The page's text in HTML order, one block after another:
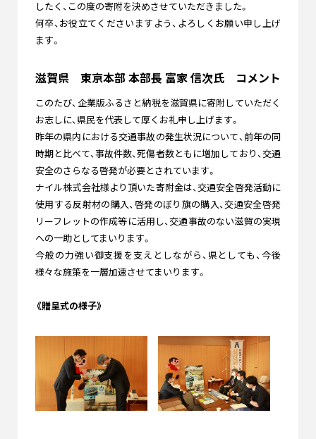
したく、この度の寄附を決めさせていただきました。
何卒、お役立てくださいますよう、よろしくお願い申し上げ
ます。
滋賀県 東京本部 本部長 富家 信次氏 コメント
このたび、企業版ふるさと納税を滋賀県に寄附していただく
お志しに、県民を代表して厚くお礼申し上げます。
昨年の県内における交通事故の発生状況について、前年の同
時期と比べて、事故件数、死傷者数ともに増加しており、交通
安全のさらなる啓発が必要とされています。
ナイル株式会社様より頂いた寄附金は、交通安全啓発活動に
使用する反射材の購入、啓発のぼり旗の購入、交通安全啓発
リーフレットの作成等に活用し、交通事故のない滋賀の実現
への一助としてまいります。
今般の力強い御支援を支えとしながら、県としても、今後
様々な施策を一層加速させてまいります。
《贈呈式の様子》